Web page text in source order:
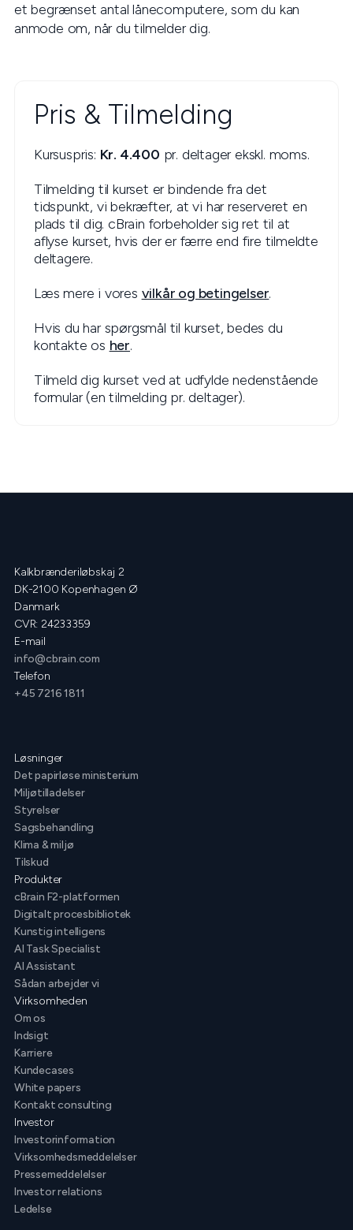
et begrænset antal lånecomputere, som du kan
anmode om, når du tilmelder dig.
Pris & Tilmelding
Kursuspris: Kr. 4.400 pr. deltager ekskl. moms.
Tilmelding til kurset er bindende fra det
tidspunkt, vi bekræfter, at vi har reserveret en
plads til dig. cBrain forbeholder sig ret til at
aflyse kurset, hvis der er færre end fire tilmeldte
deltagere.
Læs mere i vores vilkår og betingelser.
Hvis du har spørgsmål til kurset, bedes du
kontakte os her.
Tilmeld dig kurset ved at udfylde nedenstående
formular (en tilmelding pr. deltager).
Kalkbrænderiløbskaj 2
DK-2100 Kopenhagen Ø
Danmark
CVR: 24233359
E-mail
info@cbrain.com
Telefon
+45 7216 1811
Løsninger
Det papirløse ministerium
Miljøtilladelser
Styrelser
Sagsbehandling
Klima & miljø
Tilskud
Produkter
cBrain F2-platformen
Digitalt procesbibliotek
Kunstig intelligens
AI Task Specialist
AI Assistant
Sådan arbejder vi
Virksomheden
Om os
Indsigt
Karriere
Kundecases
White papers
Kontakt consulting
Investor
Investorinformation
Virksomhedsmeddelelser
Pressemeddelelser
Investor relations
Ledelse